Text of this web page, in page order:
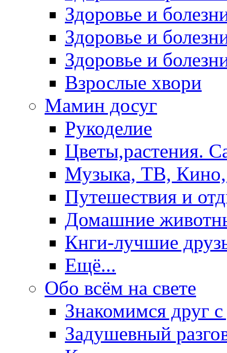
Здоровье и
Здоровье и
Здоровье и
Взрослые хвори
Мамин досуг
Рукоделие
Цветы,растения.
Музыка, ТВ,
Путешествия и
Домашние
Кнги-лучшие
Ещё...
Обо всём на свете
Знакомимся друг
Задушевный